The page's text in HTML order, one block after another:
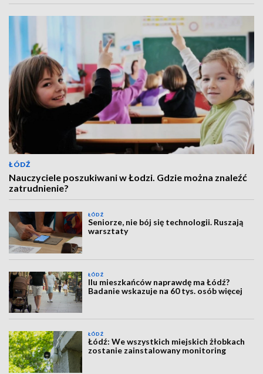
ŁÓDŹ
Nauczyciele poszukiwani w Łodzi. Gdzie można znaleźć
zatrudnienie?
ŁÓDŹ
Seniorze, nie bój się technologii. Ruszają
warsztaty
ŁÓDŹ
Ilu mieszkańców naprawdę ma Łódź?
Badanie wskazuje na 60 tys. osób więcej
ŁÓDŹ
Łódź: We wszystkich miejskich żłobkach
zostanie zainstalowany monitoring